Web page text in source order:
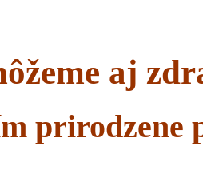
aj
prirodzene